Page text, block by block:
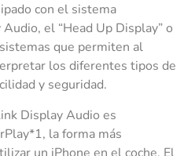
con el sistema
el “Head Up Display” o
que permiten al
los diferentes tipos de
y seguridad.
Display Audio es
la forma más